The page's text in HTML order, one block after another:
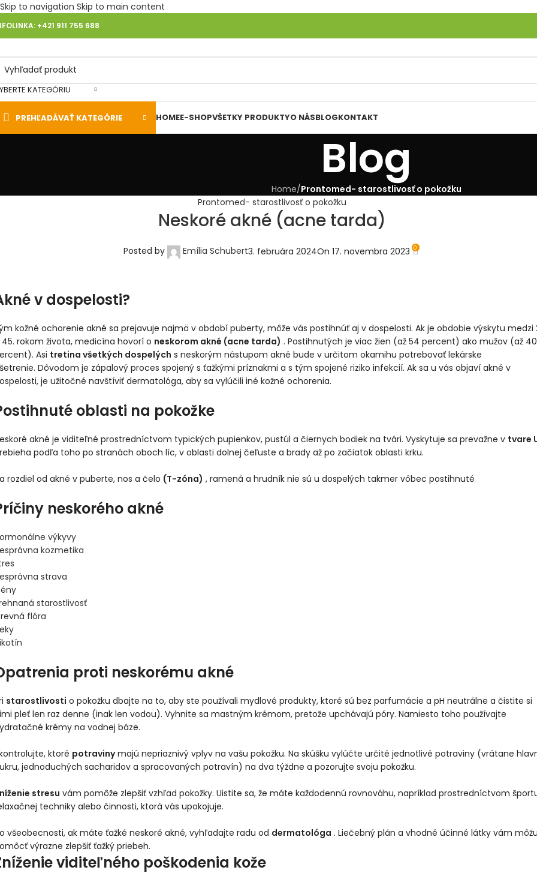
Skip to navigation Skip to main content
+421 911 755 688
KATEGÓRIU
PREHĽADÁVAŤ KATEGÓRIE HOMEE-SHOPVŠETKY PRODUKTYO NÁSBLOGKONTAKT
Blog
Home/Prontomed- starostlivosť o pokožku
Prontomed- starostlivosť o pokožku
Neskoré akné (acne tarda)
Posted by Emília Schubert3. februára 2024On 17. novembra 2023 0
v dospelosti?
kožné ochorenie akné sa prejavuje najmä v období puberty, môže vás postihnúť aj v dospelosti. Ak je obdobie výskytu medzi
rokom života, medicína hovorí o neskorom akné (acne tarda) . Postihnutých je viac žien (až 54 percent) ako mužov (až 40
Asi tretina všetkých dospelých s neskorým nástupom akné bude v určitom okamihu potrebovať lekárske
Dôvodom je zápalový proces spojený s ťažkými príznakmi a s tým spojené riziko infekcií. Ak sa u vás objaví akné v
je užitočné navštíviť dermatológa, aby sa vylúčili iné kožné ochorenia.
oblasti na pokožke
akné je viditeľné prostredníctvom typických pupienkov, pustúl a čiernych bodiek na tvári. Vyskytuje sa prevažne v tvare
podľa toho po stranách oboch líc, v oblasti dolnej čeľuste a brady až po začiatok oblasti krku.
rozdiel od akné v puberte, nos a čelo (T-zóna) , ramená a hrudník nie sú u dospelých takmer vôbec postihnuté
neskorého akné
výkyvy
kozmetika
strava
starostlivosť
flóra
proti neskorému akné
starostlivosti o pokožku dbajte na to, aby ste používali mydlové produkty, ktoré sú bez parfumácie a pH neutrálne a čistite si
pleť len raz denne (inak len vodou). Vyhnite sa mastným krémom, pretože upchávajú póry. Namiesto toho používajte
krémy na vodnej báze.
ktoré potravinymajú nepriaznivý vplyv na vašu pokožku. Na skúšku vylúčte určité jednotlivé potraviny (vrátane
jednoduchých sacharidov a spracovaných potravín) na dva týždne a pozorujte svoju pokožku.
stresu vám pomôže zlepšiť vzhľad pokožky. Uistite sa, že máte každodennú rovnováhu, napríklad prostredníctvom
techniky alebo činnosti, ktorá vás upokojuje.
všeobecnosti, ak máte ťažké neskoré akné, vyhľadajte radu od dermatológa . Liečebný plán a vhodné účinné látky vám
výrazne zlepšiť ťažký priebeh.
viditeľného poškodenia kože